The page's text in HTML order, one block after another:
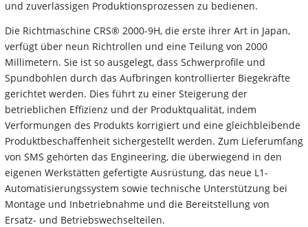
und zuverlässigen Produktionsprozessen zu bedienen.
Die Richtmaschine CRS® 2000-9H, die erste ihrer Art in Japan,
verfügt über neun Richtrollen und eine Teilung von 2000
Millimetern. Sie ist so ausgelegt, dass Schwerprofile und
Spundbohlen durch das Aufbringen kontrollierter Biegekräfte
gerichtet werden. Dies führt zu einer Steigerung der
betrieblichen Effizienz und der Produktqualität, indem
Verformungen des Produkts korrigiert und eine gleichbleibende
Produktbeschaffenheit sichergestellt werden. Zum Lieferumfang
von SMS gehörten das Engineering, die überwiegend in den
eigenen Werkstätten gefertigte Ausrüstung, das neue L1-
Automatisierungssystem sowie technische Unterstützung bei
Montage und Inbetriebnahme und die Bereitstellung von
Ersatz- und Betriebswechselteilen.